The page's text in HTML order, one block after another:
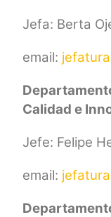
Jefa: Berta
email:
Calidad e
Jefe: Felipe
email: